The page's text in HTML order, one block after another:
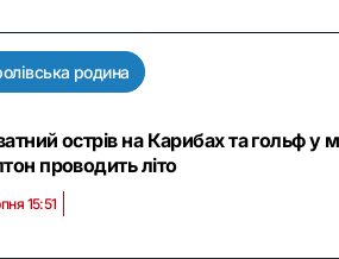
родина
острів на Карибах та гольф у
проводить літо
15:51